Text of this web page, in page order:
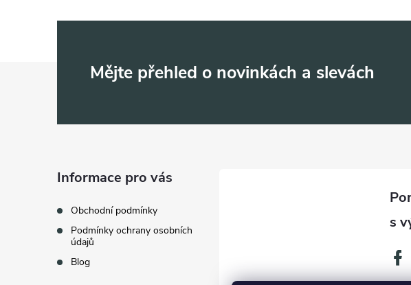
Mějte přehled o novinkách a slevách
Informace pro vás
Obchodní podmínky
Podmínky ochrany osobních
údajů
Blog